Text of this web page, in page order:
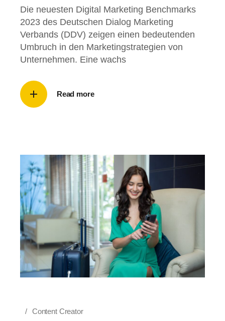
Die neuesten Digital Marketing Benchmarks
2023 des Deutschen Dialog Marketing
Verbands (DDV) zeigen einen bedeutenden
Umbruch in den Marketingstrategien von
Unternehmen. Eine wachs
Read more
Content Creator